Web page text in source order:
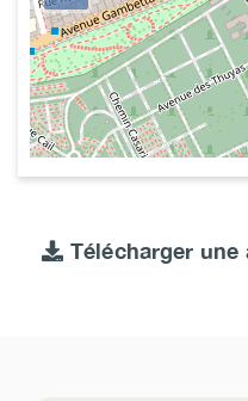
Télécharger